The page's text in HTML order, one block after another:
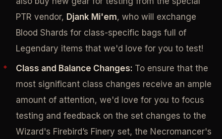
PTR vendor, Djank Mi'em, who will exchange
Blood Shards for class-specific bags full of
Legendary items that we'd love for you to test!
Class and Balance Changes: To ensure that the
most significant class changes receive an ample
amount of attention, we'd love for you to focus
testing and feedback on the set changes to the
Wizard's Firebird’s Finery set, the Necromancer's